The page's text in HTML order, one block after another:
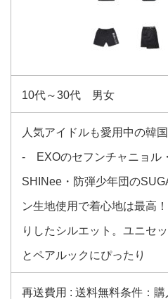
10代～30代 男女
人気アイドルも愛用中の韓
- EXOのセフンチャニョル
SHINee・防弾少年団の
ン生地使用で着心地は最高
りしたシルエット。ユニセ
とペアルックにぴったり
再送費用 : 送料無料条件：